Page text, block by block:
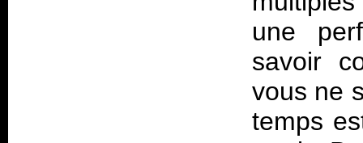
une
savoir
vous ne
temps